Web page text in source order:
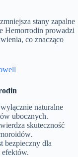
stany zapalne
Hemorrodin prowadzi
co znacząco
naturalne
ubocznych.
skuteczność
bezpieczny dla